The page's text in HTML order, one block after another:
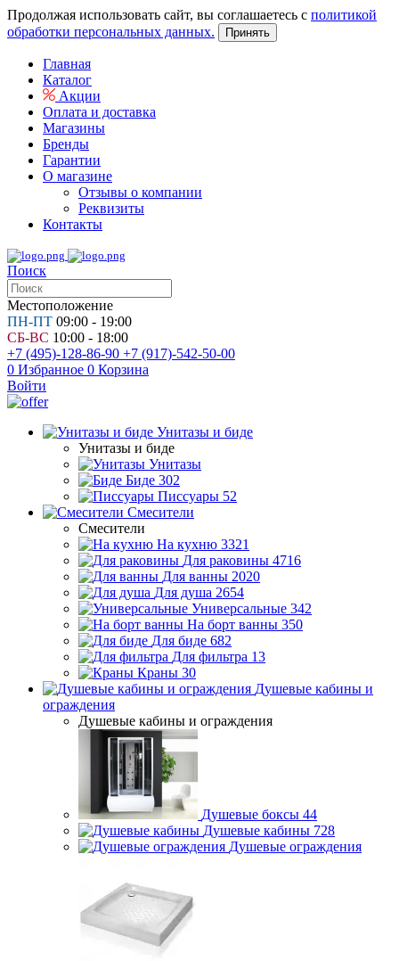
Продолжая использовать сайт, вы соглашаетесь с политикой
обработки персональных данных.
Принять
Главная
Каталог
Акции
Оплата и доставка
Магазины
Бренды
Гарантии
О магазине
Отзывы о компании
Реквизиты
Контакты
Поиск
Местоположение
ПН-ПТ 09:00 - 19:00
СБ-ВС 10:00 - 18:00
+7 (495)-128-86-90 +7 (917)-542-50-00
0 Избранное 0 Корзина
Войти
Унитазы и биде
Унитазы и биде
Унитазы
Биде 302
Писсуары 52
Смесители
Смесители
На кухню 3321
Для раковины 4716
Для ванны 2020
Для душа 2654
Универсальные 342
На борт ванны 350
Для биде 682
Для фильтра 13
Краны 30
Душевые кабины и
ограждения
Душевые кабины и ограждения
Душевые боксы 44
Душевые кабины 728
Душевые ограждения